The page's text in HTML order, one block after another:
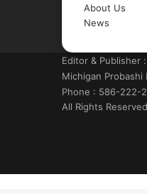
About Us
News
Editor & Publisher :
Michigan
Phone : 586-222-
All Rights